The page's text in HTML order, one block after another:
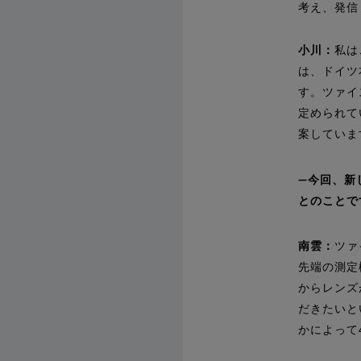
考え、発
小川： 私
は、ドイ
す。ツァ
定められ
案してい
今回、新
とのこと
南雲： ツ
先端の測
からレン
だきたい
かによっ